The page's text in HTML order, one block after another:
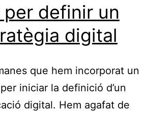
per definir un
digital
que hem incorporat un
iniciar la definició d’un
digital. Hem agafat de